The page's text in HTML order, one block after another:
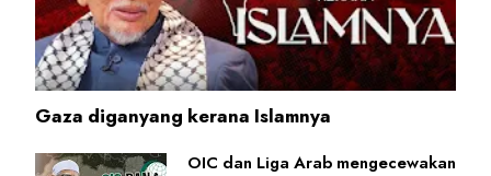
Gaza diganyang kerana Islamnya
OIC dan Liga Arab mengecewakan